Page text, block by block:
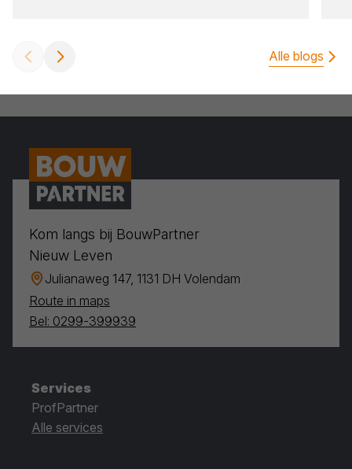
Alle blogs
Kom langs bij BouwPartner
Nieuw Leven
Julianaweg 147, 1131 DH Volendam
Route in maps
Bel: 0299-399939
Services
ProfPartner
Alle services